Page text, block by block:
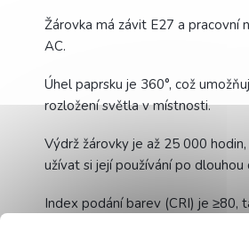
Žárovka má závit E27 a pracovní
AC.
Úhel paprsku je 360°, což
rozložení světla v místnosti.
Výdrž žárovky je až 25 000
užívat si její používání po dlouhou
Index podání barev (CRI) je ≥80,